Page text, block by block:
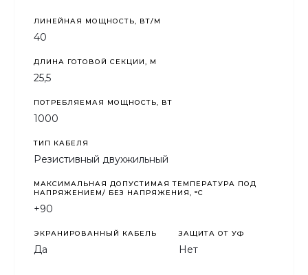
ЛИНЕЙНАЯ МОЩНОСТЬ, ВТ/М
40
ДЛИНА ГОТОВОЙ СЕКЦИИ, М
25,5
ПОТРЕБЛЯЕМАЯ МОЩНОСТЬ, ВТ
1000
ТИП КАБЕЛЯ
Резистивный двухжильный
МАКСИМАЛЬНАЯ ДОПУСТИМАЯ ТЕМПЕРАТУРА ПОД
НАПРЯЖЕНИЕМ/ БЕЗ НАПРЯЖЕНИЯ, °C
+90
ЭКРАНИРОВАННЫЙ КАБЕЛЬ
Да
ЗАЩИТА ОТ УФ
Нет